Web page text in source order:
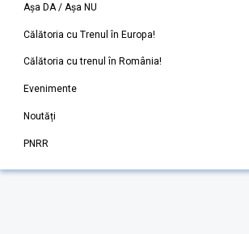
Așa DA / Așa NU
Călătoria cu Trenul în Europa!
Călătoria cu trenul în România!
Evenimente
Noutăți
PNRR